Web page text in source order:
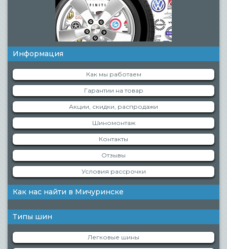
Информация
Как мы работаем
Гарантии на товар
Акции, скидки, распродажи
Шиномонтаж
Контакты
Отзывы
Условия рассрочки
Как нас найти в Мичуринске
Типы шин
Легковые шины